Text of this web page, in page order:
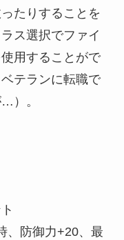
たりすることを
ス選択でファイ
用することがで
テランに転職で
）。
、防御力+20、最